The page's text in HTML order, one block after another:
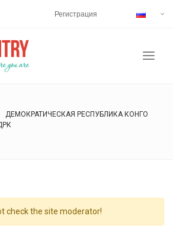
Регистрация
ДЕМОКРАТИЧЕСКАЯ РЕСПУБЛИКА КОНГО
check the site moderator!